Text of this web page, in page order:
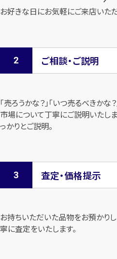
お好きな日にお気軽にご来店いた
ご相談・ご説明
「売ろうかな？」「いつ売るべきか
市場について丁寧にご説明いたし
っかりとご説明。
査定・価格提示
お持ちいただいた品物をお預かり
寧に査定をいたします。